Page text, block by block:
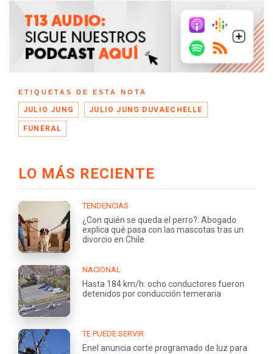
ETIQUETAS DE ESTA NOTA
JULIO JUNG JULIO JUNG DUVAECHELLE
FUNERAL
LO MÁS RECIENTE
TENDENCIAS
¿Con quién se queda el perro?: Abogado
explica qué pasa con las mascotas tras un
divorcio en Chile
NACIONAL
Hasta 184 km/h: ocho conductores fueron
detenidos por conducción temeraria
TE PUEDE SERVIR
Enel anuncia corte programado de luz para